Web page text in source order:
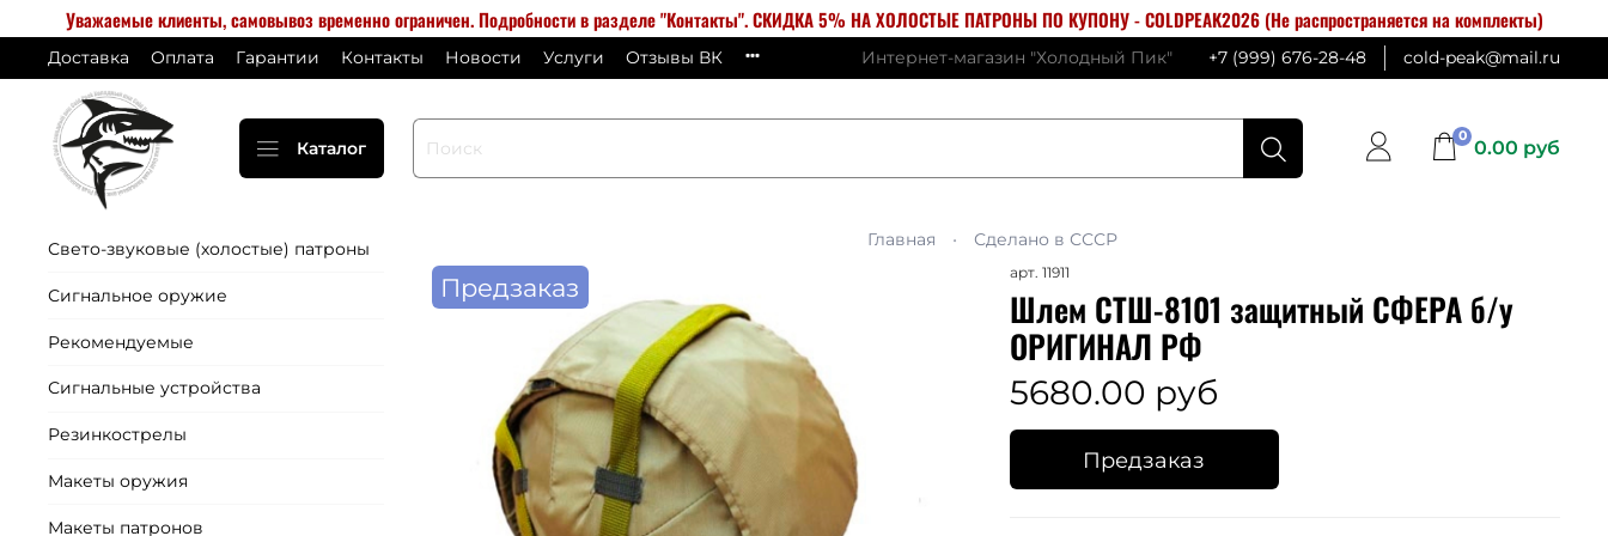
Уважаемые клиенты, самовывоз временно ограничен. Подробности в разделе "Контакты". СКИДКА 5% НА ХОЛОСТЫЕ ПАТРОНЫ ПО КУПОНУ - COLDPEAK2026 (Не распространяется на комплекты)
Доставка Оплата Гарантии Контакты Новости Услуги Отзывы ВК Интернет-магазин "Холодный Пик" +7 (999) 676-28-48 cold-peak@mail.ru
Каталог
0 0.00 руб
Главная Сделано в СССР
Предзаказ арт. 11911
Шлем СТШ-8101 защитный СФЕРА б/у
ОРИГИНАЛ РФ
5680.00 руб
Предзаказ
Свето-звуковые (холостые) патроны
Сигнальное оружие
Рекомендуемые
Сигнальные устройства
Резинкострелы
Макеты оружия
Макеты патронов